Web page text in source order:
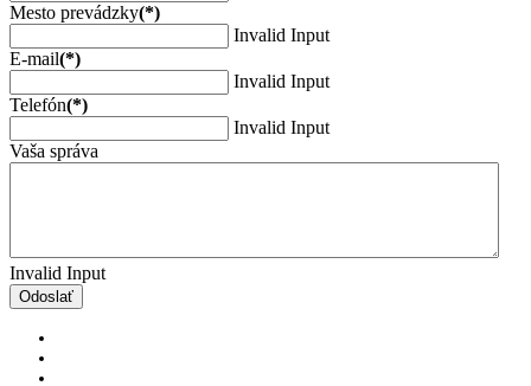
Mesto prevádzky(*)
Invalid Input
E-mail(*)
Invalid Input
Telefón(*)
Invalid Input
Vaša správa
Invalid Input
Odoslať